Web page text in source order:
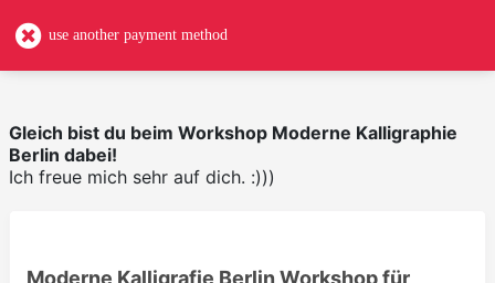
Gleich bist du beim Workshop Moderne Kalligraphie
Berlin dabei!
Ich freue mich sehr auf dich. :)))
Moderne Kalligrafie Berlin Workshop für
use another payment method